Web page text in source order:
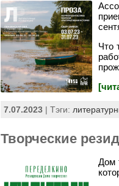
Что
7.07.2023| Тэги:
Творческие
Дом